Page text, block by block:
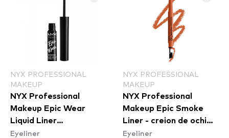
NYX PROFESSIONAL
MAKEUP
NYX Professional
Makeup Epic Wear
Liquid Liner
Waterproof - Tus de
Eyeliner
NYX PROFESSIONAL
MAKEUP
NYX Professional
Makeup Epic Smoke
Liner - creion de ochi
Fired Up (ESL05)
Eyeliner